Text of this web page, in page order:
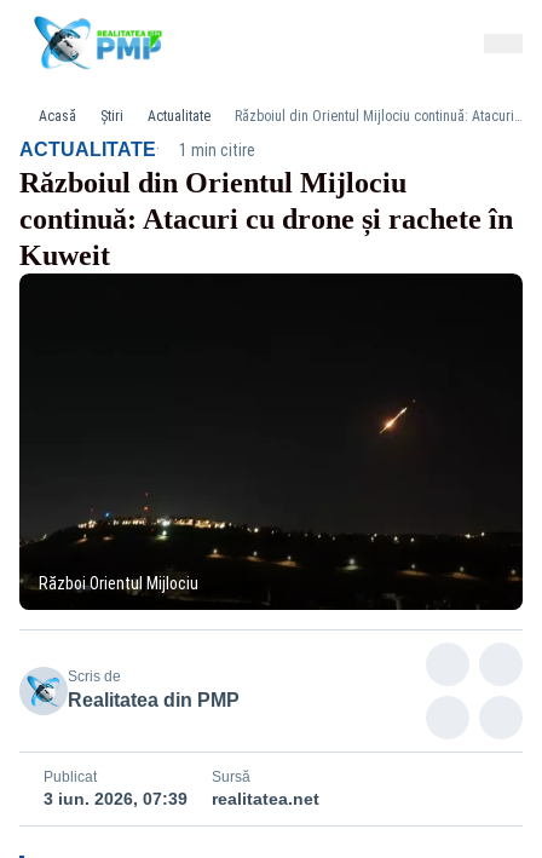
Acasă Știri Actualitate Războiul din Orientul Mijlociu continuă: Atacuri cu drone și rachete în Kuweit
ACTUALITATE· 1 min citire
Războiul din Orientul Mijlociu
continuă: Atacuri cu drone și rachete în
Kuweit
Război Orientul Mijlociu
Scris de
Realitatea din PMP
Publicat
3 iun. 2026, 07:39
Sursă
realitatea.net